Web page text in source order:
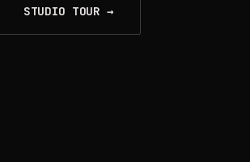
STUDIO TOUR →